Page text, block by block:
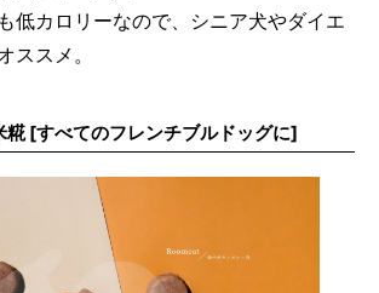
低カロリーなので、シニア犬やダイエ
ススメ。
[すべてのフレンチブルドッグに]